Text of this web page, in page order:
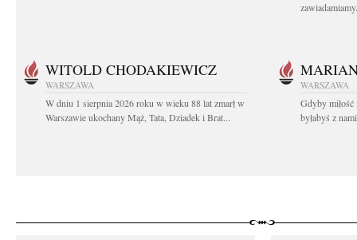
WITOLD CHODAKIEWICZ
WARSZAWA
W dniu 1 sierpnia 2026 roku w wieku 88 lat zmarł w
Warszawie ukochany Mąż, Tata, Dziadek i Brat...
WARSZAWA
Gdyby miłość
byłabyś z